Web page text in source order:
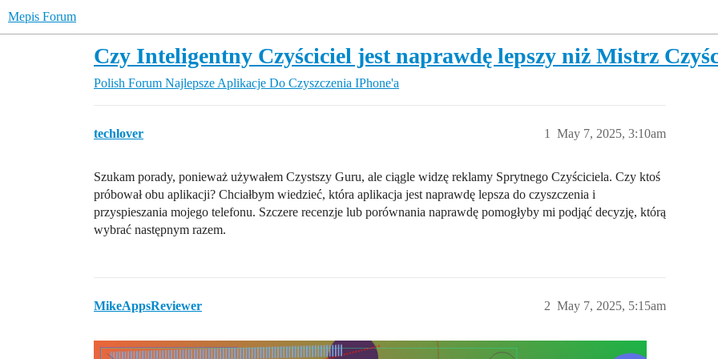
Mepis Forum
Czy Inteligentny Czyściciel jest naprawdę lepszy niż Mistrz
Polish Forum Najlepsze Aplikacje Do Czyszczenia IPhone'a
techlover May 7, 2025, 3:10am
1
Szukam porady, ponieważ używałem Czystszy Guru, ale ciągle widzę reklamy Sprytnego Czyściciela. Czy ktoś
próbował obu aplikacji? Chciałbym wiedzieć, która aplikacja jest naprawdę lepsza do czyszczenia i
przyspieszania mojego telefonu. Szczere recenzje lub porównania naprawdę pomogłyby mi podjąć decyzję, którą
wybrać następnym razem.
MikeAppsReviewer May 7, 2025, 5:15am
2